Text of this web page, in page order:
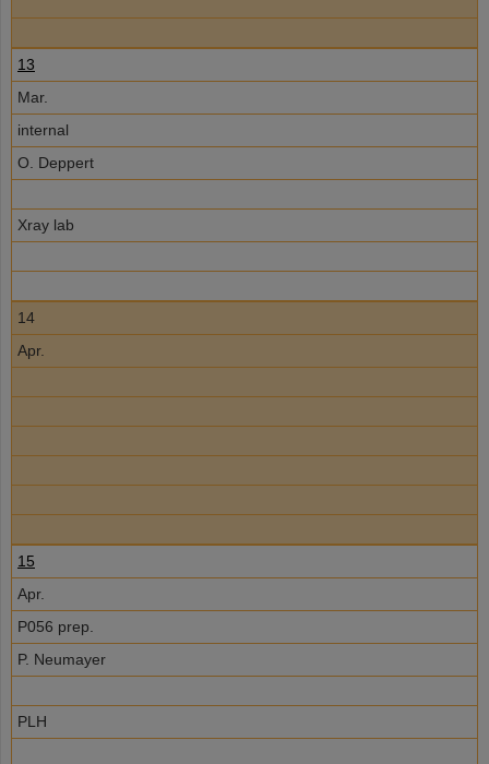
13
Mar.
internal
O. Deppert
Xray lab
14
Apr.
15
Apr.
P056 prep.
P. Neumayer
PLH